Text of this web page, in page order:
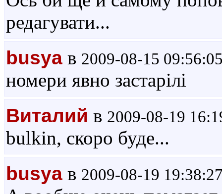
редагувати...
busya в 2009-08-15
номери явно застарілі
Виталий в 2009-08-19
bulkin, скоро буде...
busya в 2009-08-19